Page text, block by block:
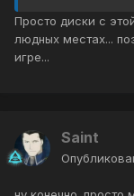
Просто диски с
людных местах...
игре...
Saint